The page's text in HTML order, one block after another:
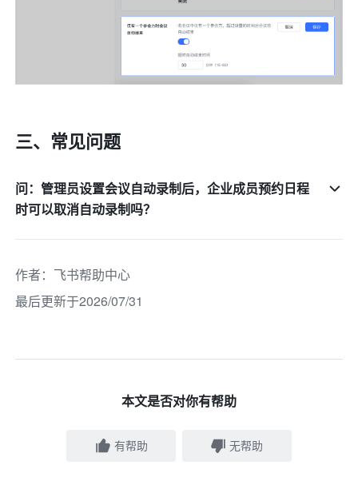
三、常见问题
问：管理员设置会议自动录制后，企业成员预约日程
时可以取消自动录制吗？
作者： 飞书帮助中心
最后更新于2026/07/31
本文是否对你有帮助
有帮助 无帮助